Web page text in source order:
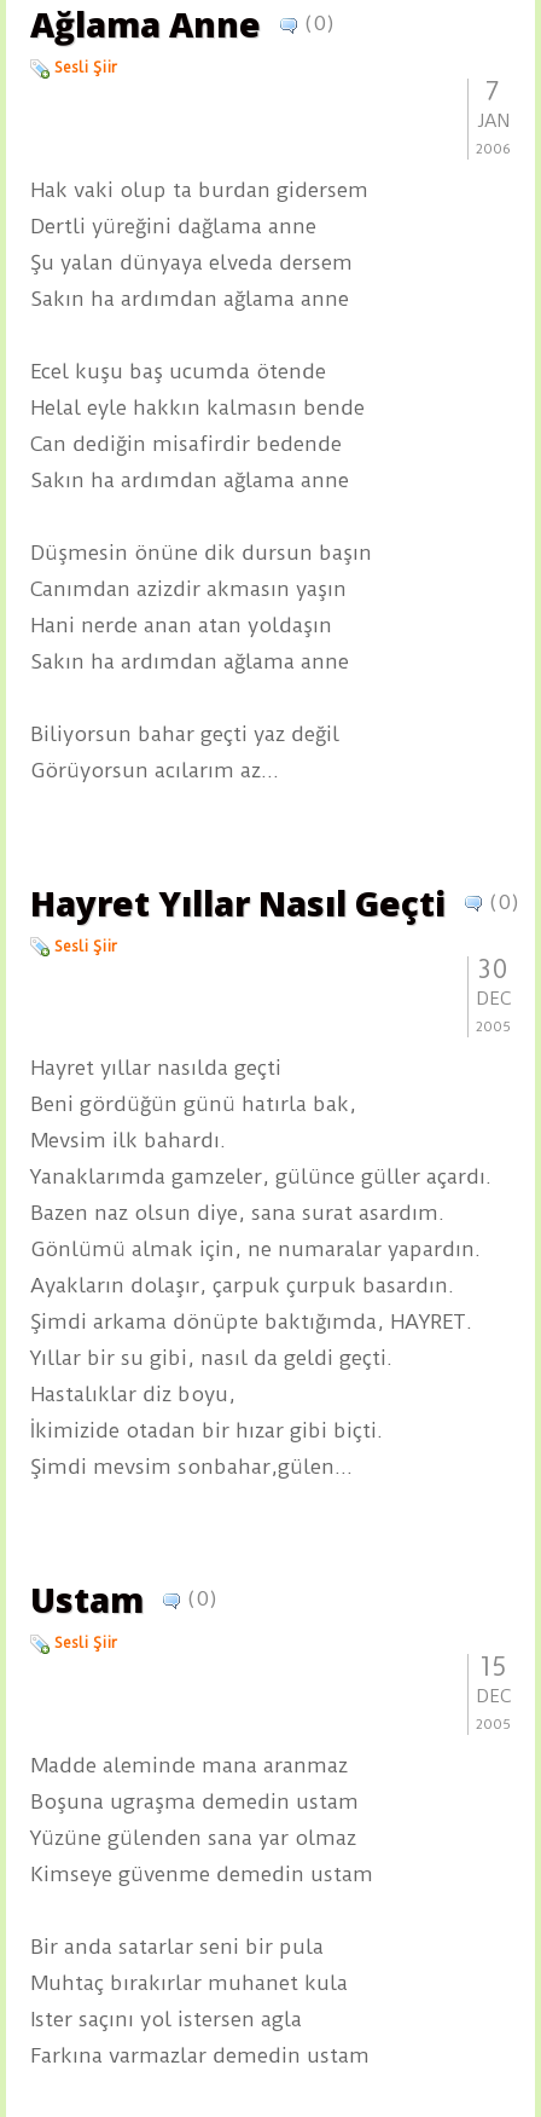
Ağlama Anne (0)
Sesli Şiir
7
JAN
2006
Hak vaki olup ta burdan gidersem
Dertli yüreğini dağlama anne
Şu yalan dünyaya elveda dersem
Sakın ha ardımdan ağlama anne
Ecel kuşu baş ucumda ötende
Helal eyle hakkın kalmasın bende
Can dediğin misafirdir bedende
Sakın ha ardımdan ağlama anne
Düşmesin önüne dik dursun başın
Canımdan azizdir akmasın yaşın
Hani nerde anan atan yoldaşın
Sakın ha ardımdan ağlama anne
Biliyorsun bahar geçti yaz değil
Görüyorsun acılarım az...
Hayret Yıllar Nasıl Geçti (0)
Sesli Şiir
30
DEC
2005
Hayret yıllar nasılda geçti
Beni gördüğün günü hatırla bak,
Mevsim ilk bahardı.
Yanaklarımda gamzeler, gülünce güller açardı.
Bazen naz olsun diye, sana surat asardım.
Gönlümü almak için, ne numaralar yapardın.
Ayakların dolaşır, çarpuk çurpuk basardın.
Şimdi arkama dönüpte baktığımda, HAYRET.
Yıllar bir su gibi, nasıl da geldi geçti.
Hastalıklar diz boyu,
İkimizide otadan bir hızar gibi biçti.
Şimdi mevsim sonbahar,gülen...
Ustam (0)
Sesli Şiir
15
DEC
2005
Madde aleminde mana aranmaz
Boşuna ugraşma demedin ustam
Yüzüne gülenden sana yar olmaz
Kimseye güvenme demedin ustam
Bir anda satarlar seni bir pula
Muhtaç bırakırlar muhanet kula
Ister saçını yol istersen agla
Farkına varmazlar demedin ustam